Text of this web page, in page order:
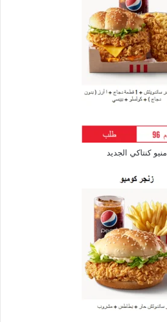
منيو كنتاكي الجديد